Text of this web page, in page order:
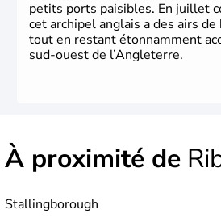
petits ports paisibles. En juillet
cet archipel anglais a des airs
tout en restant étonnamment
sud-ouest de l’Angleterre.
À proximité de
Stallingborough